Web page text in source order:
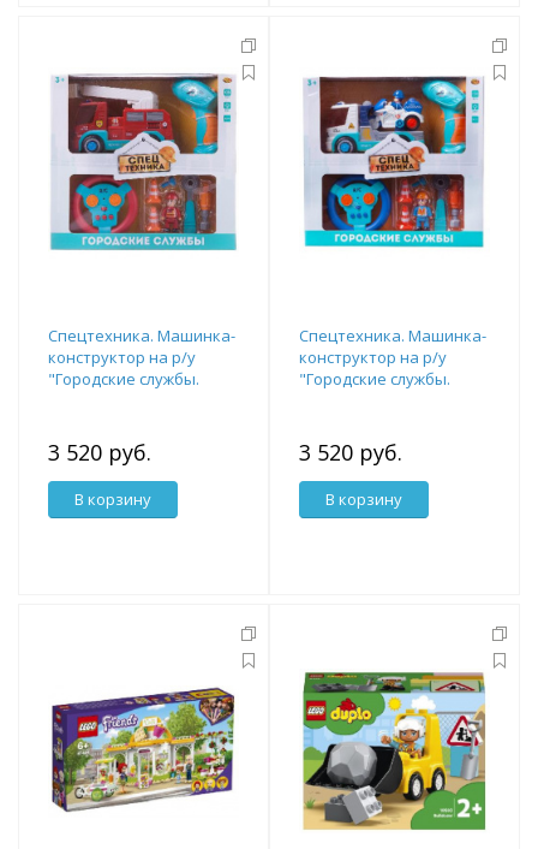
Спецтехника. Машинка-
конструктор на р/у
"Городские службы.
3 520 руб.
В корзину
Спецтехника. Машинка-
конструктор на р/у
"Городские службы.
3 520 руб.
В корзину